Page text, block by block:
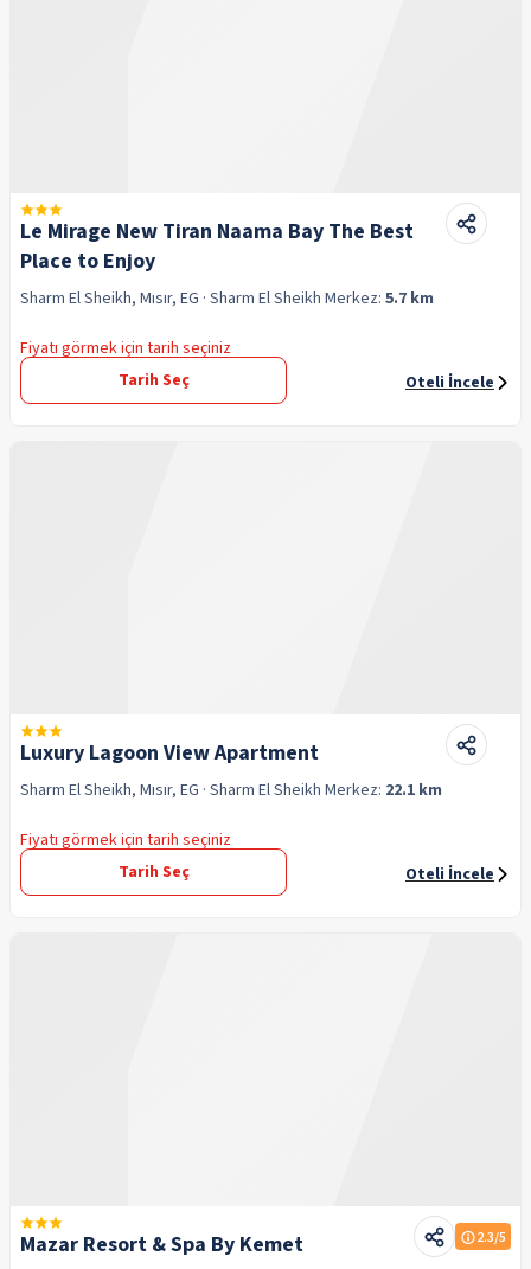
Le Mirage New Tiran Naama Bay The Best
Place to Enjoy
Sharm El Sheikh, Mısır, EG · Sharm El Sheikh Merkez: 5.7 km
Fiyatı görmek için tarih seçiniz
Tarih Seç
Oteli İncele
Luxury Lagoon View Apartment
Sharm El Sheikh, Mısır, EG · Sharm El Sheikh Merkez: 22.1 km
Fiyatı görmek için tarih seçiniz
Tarih Seç
Oteli İncele
Mazar Resort & Spa By Kemet 2.3/5